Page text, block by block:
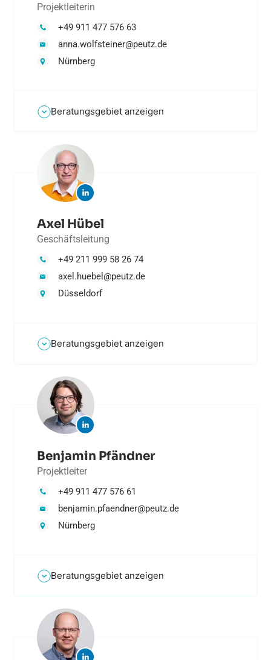
Projektleiterin
+49 911 477 576 63
anna.wolfsteiner@peutz.de
Nürnberg
Beratungsgebiet anzeigen
Axel Hübel
Geschäftsleitung
+49 211 999 58 26 74
axel.huebel@peutz.de
Düsseldorf
Beratungsgebiet anzeigen
Benjamin Pfändner
Projektleiter
+49 911 477 576 61
benjamin.pfaendner@peutz.de
Nürnberg
Beratungsgebiet anzeigen